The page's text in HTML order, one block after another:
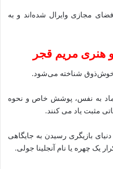
مجازی وایرال شده‌اند و به
مریم قجر
خوش‌ذوق شناخته می‌شود.
به نفس، پوشش خاص و نحوه
مثبت یاد می‌ کنند.
بازیگری رسیدن به جایگاهی
یک چهره یا نام آنجلینا جولی.